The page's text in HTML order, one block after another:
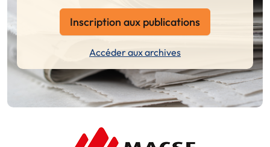
Inscription aux publications
Accéder aux archives